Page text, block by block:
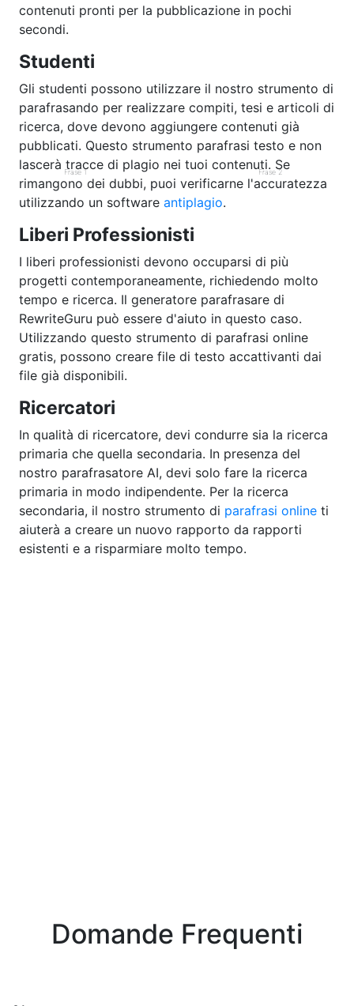
contenuti pronti per la pubblicazione in pochi
secondi.
Studenti
Gli studenti possono utilizzare il nostro strumento di
parafrasando per realizzare compiti, tesi e articoli di
ricerca, dove devono aggiungere contenuti già
pubblicati. Questo strumento parafrasi testo e non
lascerà tracce di plagio nei tuoi contenuti. Se
rimangono dei dubbi, puoi verificarne l'accuratezza
utilizzando un software antiplagio.
Liberi Professionisti
I liberi professionisti devono occuparsi di più
progetti contemporaneamente, richiedendo molto
tempo e ricerca. Il generatore parafrasare di
RewriteGuru può essere d'aiuto in questo caso.
Utilizzando questo strumento di parafrasi online
gratis, possono creare file di testo accattivanti dai
file già disponibili.
Ricercatori
In qualità di ricercatore, devi condurre sia la ricerca
primaria che quella secondaria. In presenza del
nostro parafrasatore AI, devi solo fare la ricerca
primaria in modo indipendente. Per la ricerca
secondaria, il nostro strumento di parafrasi online ti
aiuterà a creare un nuovo rapporto da rapporti
esistenti e a risparmiare molto tempo.
Domande Frequenti
Frase 1 Frase 2